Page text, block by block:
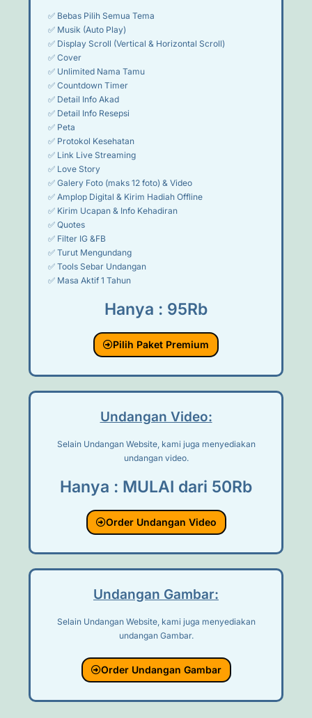
✅ Bebas Pilih Semua Tema
✅ Musik (Auto Play)
✅ Display Scroll (Vertical & Horizontal Scroll)
✅ Cover
✅ Unlimited Nama Tamu
✅ Countdown Timer
✅ Detail Info Akad
✅ Detail Info Resepsi
✅ Peta
✅ Protokol Kesehatan
✅ Link Live Streaming
✅ Love Story
✅ Galery Foto (maks 12 foto) & Video
✅ Amplop Digital & Kirim Hadiah Offline
✅ Kirim Ucapan & Info Kehadiran
✅ Quotes
✅ Filter IG &FB
✅ Turut Mengundang
✅ Tools Sebar Undangan
✅ Masa Aktif 1 Tahun
Hanya : 95Rb
Pilih Paket Premium
Undangan Video:
Selain Undangan Website, kami juga menyediakan
undangan video.
Hanya : MULAI dari 50Rb
Order Undangan Video
Undangan Gambar:
Selain Undangan Website, kami juga menyediakan
undangan Gambar.
Order Undangan Gambar